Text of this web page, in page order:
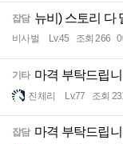
잡담 뉴비) 스토리 다
비사벌 Lv.45 조회 266
기타 마격 부탁드립
진체리 Lv.77 조회
잡담 마격 부탁드립